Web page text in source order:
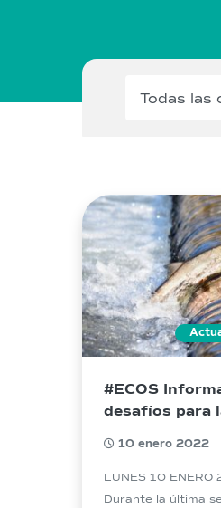
#ECOS
desafíos para
cumplimiento,
y gobernanza
10 enero 2022
LUNES 10 ENERO
Durante la última